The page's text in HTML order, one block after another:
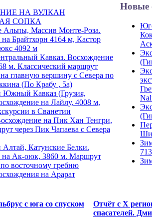
НА ВУЛКАН
СОПКА
Альпы, Массив Монте-Роза.
Брайтхорн 4164 м, Кастор
4092 м
Кавказ. Восхождение
м. Классический маршрут
главную вершину с Севера по
(По Крабу , 5а)
Южный Кавказ (Грузия,
на Лайлу, 4008 м,
в Сванетии
на Пик Хан Тенгри,
через Пик Чапаева с Севера
Катунские Белки.
на Ак-оюк, 3860 м. Маршрут
восточному гребню
на Арарат
Новые
с юга со спуском
Отчёт с Х
спасателей.